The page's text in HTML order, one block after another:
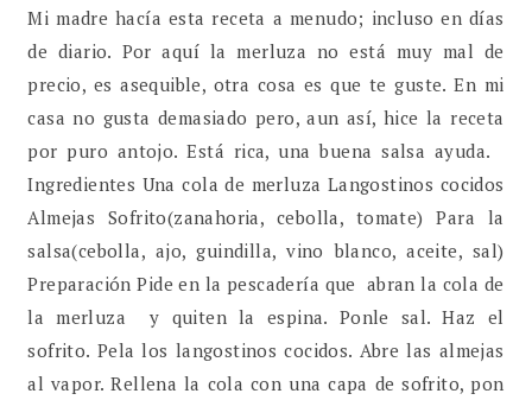
Mi madre hacía esta receta a menudo; incluso en días
de diario. Por aquí la merluza no está muy mal de
precio, es asequible, otra cosa es que te guste. En mi
casa no gusta demasiado pero, aun así, hice la receta
por puro antojo. Está rica, una buena salsa ayuda.
Ingredientes Una cola de merluza Langostinos cocidos
Almejas Sofrito(zanahoria, cebolla, tomate) Para la
salsa(cebolla, ajo, guindilla, vino blanco, aceite, sal)
Preparación Pide en la pescadería que abran la cola de
la merluza y quiten la espina. Ponle sal. Haz el
sofrito. Pela los langostinos cocidos. Abre las almejas
al vapor. Rellena la cola con una capa de sofrito, pon